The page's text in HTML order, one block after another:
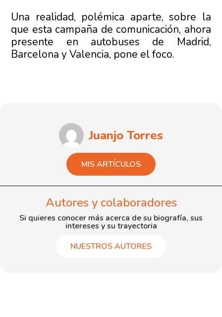
Una realidad, polémica aparte, sobre la
que esta campaña de comunicación, ahora
presente en autobuses de Madrid,
Barcelona y Valencia, pone el foco.
Juanjo Torres
MIS ARTÍCULOS
Autores y colaboradores
Si quieres conocer más acerca de su biografía, sus
intereses y su trayectoria
NUESTROS AUTORES